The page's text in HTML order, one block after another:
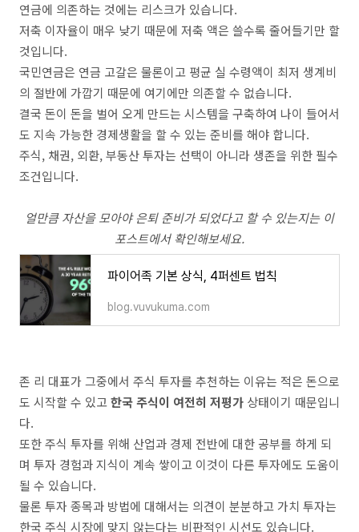
연금에 의존하는 것에는 리스크가 있습니다.
저축 이자율이 매우 낮기 때문에 저축 액은 쓸수록 줄어들기만 할
것입니다.
국민연금은 연금 고갈은 물론이고 평균 실 수령액이 최저 생계비
의 절반에 가깝기 때문에 여기에만 의존할 수 없습니다.
결국 돈이 돈을 벌어 오게 만드는 시스템을 구축하여 나이 들어서
도 지속 가능한 경제생활을 할 수 있는 준비를 해야 합니다.
주식, 채권, 외환, 부동산 투자는 선택이 아니라 생존을 위한 필수
조건입니다.
얼만큼 자산을 모아야 은퇴 준비가 되었다고 할 수 있는지는 이
포스트에서 확인해보세요.
파이어족 기본 상식, 4퍼센트 법칙
blog.vuvukuma.com
존 리 대표가 그중에서 주식 투자를 추천하는 이유는 적은 돈으로
도 시작할 수 있고한국 주식이 여전히 저평가 상태이기 때문입니
다.
또한 주식 투자를 위해 산업과 경제 전반에 대한 공부를 하게 되
며 투자 경험과 지식이 계속 쌓이고 이것이 다른 투자에도 도움이
될 수 있습니다.
물론 투자 종목과 방법에 대해서는 의견이 분분하고 가치 투자는
한국 주식 시장에 맞지 않는다는 비판적인 시선도 있습니다.